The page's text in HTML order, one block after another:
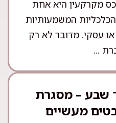
מקרקעין היא אחת
המשמעותיות
עסקי. מדובר לא רק
...
שבע – מסגרת
מעשיים